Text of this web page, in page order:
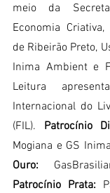
meio da
Economia
de Ribeirão Preto,
Inima Ambient e
Leitura
Internacional do
(FIL). Patrocínio
Mogiana e GS
Ouro:
Patrocínio Prata: